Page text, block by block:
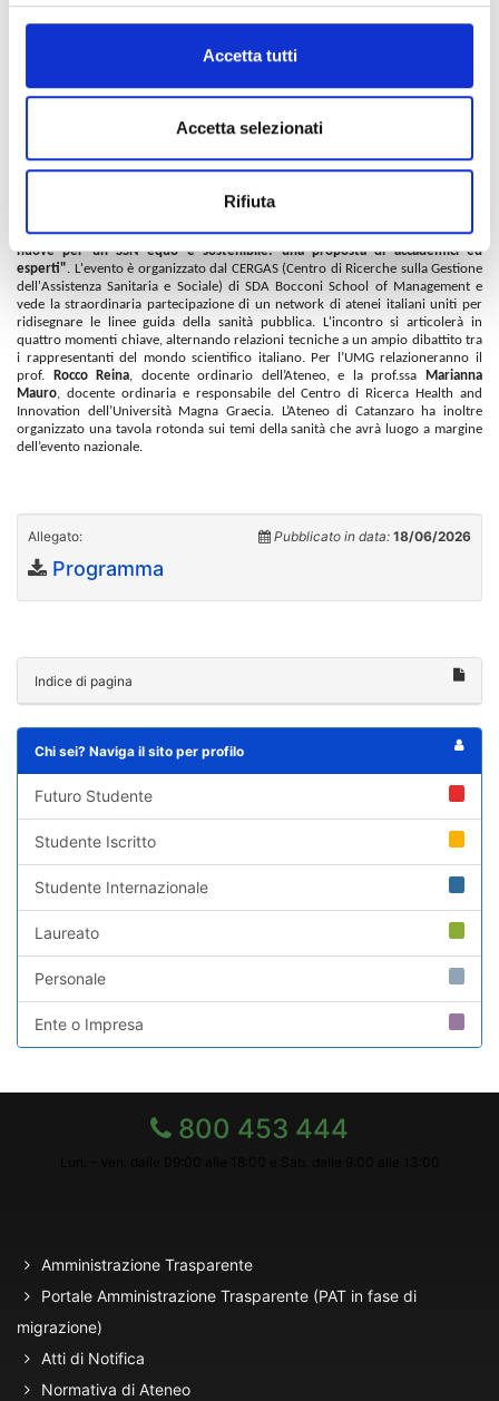
Accetta tutti
Accetta selezionati
Rifiuta
apposito albo nazionale. Il loro trattamento economico sarà allineato a quello
dei dirigenti apicali dello Stato, così ripartito: una quota fissa pari al 70%, il
commisurato alla complessità dell'Azienda da gestire. Verranno infine previsti
indirizzandoli in particolare verso i territori caratterizzati da un minor capitale
un SSN equo e sostenibile
Il futuro del Servizio Sanitario Nazionale è al centro di un evento nazionale in
in modalitàonline.Nel corso dell’iniziativa sarà presentato il documento"Idee
nuove per un SSN equo e sostenibile: una proposta di accademici ed
esperti". L'evento è organizzato dal CERGAS (Centro di Ricerche sulla Gestione
dell'Assistenza Sanitaria e Sociale) di SDA Bocconi School of Management e
vede la straordinaria partecipazione di un network di atenei italiani uniti per
ridisegnare le linee guida della sanità pubblica. L'incontro si articolerà in
quattro momenti chiave, alternando relazioni tecniche a un ampio dibattito tra
i rappresentanti del mondo scientifico italiano. Per l’UMG relazioneranno il
prof.
Rocco Reina, docente ordinario dell’Ateneo, e la prof.ssa
Marianna
Mauro, docente ordinaria e responsabile del Centro di Ricerca Health and
Innovation dell’Università Magna Graecia. L’Ateneo di Catanzaro ha inoltre
organizzato una tavola rotonda sui temi della sanità che avrà luogo a margine
dell’evento nazionale.
Allegato: Pubblicato in data: 18/06/2026
Programma
Indice di pagina
Chi sei? Naviga il sito per profilo
Futuro Studente
Studente Iscritto
Studente Internazionale
Laureato
Personale
Ente o Impresa
800 453 444
Amministrazione Trasparente
Portale Amministrazione Trasparente (PAT in fase di
migrazione)
Atti di Notifica
Normativa di Ateneo